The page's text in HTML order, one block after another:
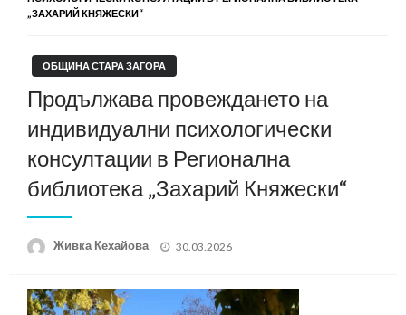
„ЗАХАРИЙ КНЯЖЕСКИ“
ОБЩИНА СТАРА ЗАГОРА
Продължава провеждането на
индивидуални психологически
консултации в Регионална
библиотека „Захарий Княжески“
Живка Кехайова
Posted
30.03.2026